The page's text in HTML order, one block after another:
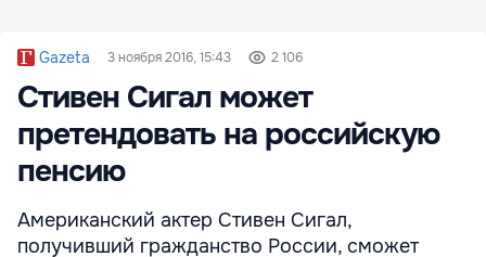
Gazeta 3 ноября 2016, 15:43 2 106
Стивен Сигал может
претендовать на российскую
пенсию
Американский актер Стивен Сигал,
получивший гражданство России, сможет